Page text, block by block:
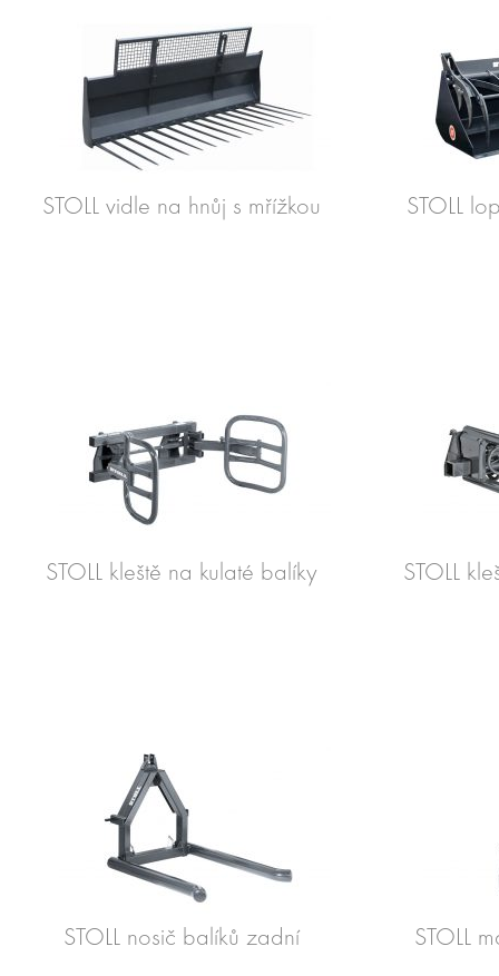
STOLL vidle na hnůj s mřížkou STOLL
STOLL kleště na kulaté balíky STOLL
STOLL nosič balíků zadní STOLL